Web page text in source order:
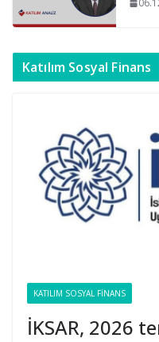
Katılım Sosyal Finans
KATILIM SOSYAL FINANS
İKSAR, 2026